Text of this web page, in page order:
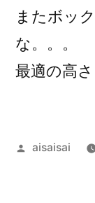
またボッ
な。。。
最適の高
投
aisaisai